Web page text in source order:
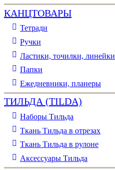
КАНЦТОВАРЫ
Тетради
Ручки
Ластики, точилки, линейки
Папки
Ежедневники, планеры
ТИЛЬДА (TILDA)
Наборы Тильда
Ткань Тильда в отрезах
Ткань Тильда в рулоне
Аксессуары Тильда